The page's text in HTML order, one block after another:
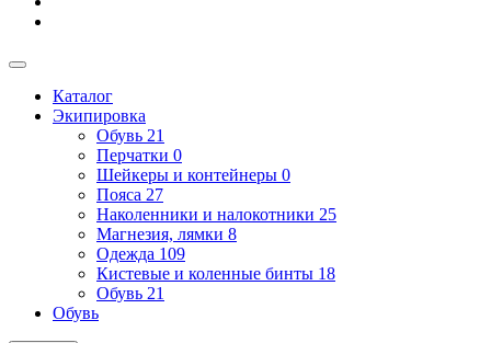
Каталог
Экипировка
Обувь 21
Перчатки 0
Шейкеры и контейнеры 0
Пояса 27
Наколенники и налокотники 25
Магнезия, лямки 8
Одежда 109
Кистевые и коленные бинты 18
Обувь 21
Обувь